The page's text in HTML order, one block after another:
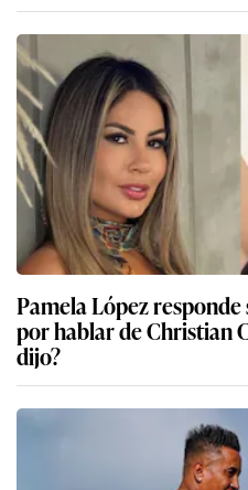
Pamela López
por hablar de Christian
dijo?